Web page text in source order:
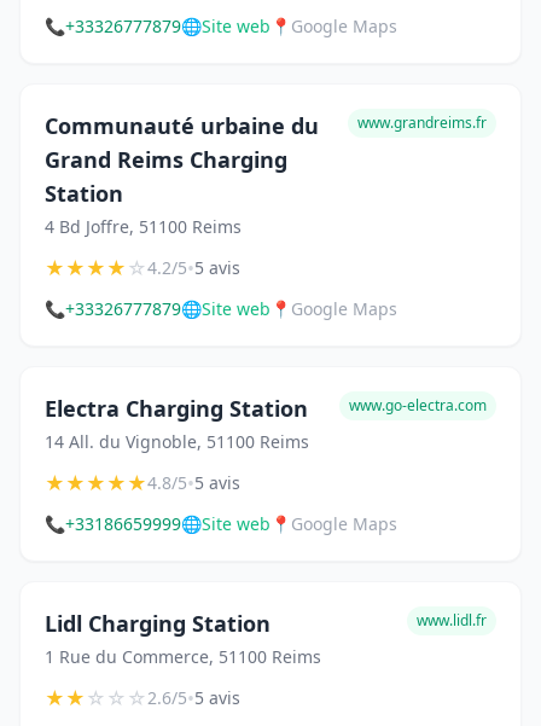
📞+33326777879🌐Site web 📍 Google Maps
Communauté urbaine du
Grand Reims Charging
Station
4 Bd Joffre, 51100 Reims
www.grandreims.fr
★★★★☆4.2/5•5 avis
📞+33326777879🌐Site web 📍 Google Maps
Electra Charging Station
14 All. du Vignoble, 51100 Reims
www.go-electra.com
★★★★★4.8/5•5 avis
📞+33186659999🌐Site web 📍 Google Maps
Lidl Charging Station
1 Rue du Commerce, 51100 Reims
www.lidl.fr
★★☆☆☆2.6/5•5 avis